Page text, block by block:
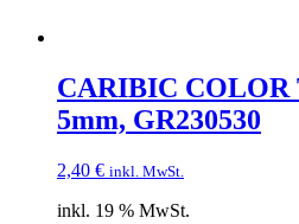
CARIBIC COLOR
5mm, GR230530
2,40 € inkl. MwSt.
inkl. 19 % MwSt.